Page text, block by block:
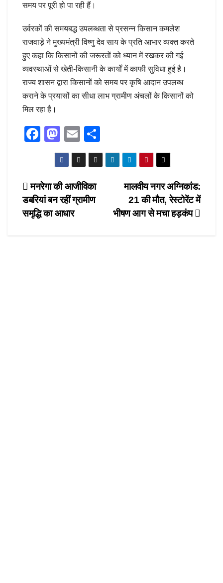
समय पर पूरी हो पा रही हैं।
उर्वरकों की समयबद्ध उपलब्धता से प्रसन्न किसान कमलेश
राजवाड़े ने मुख्यमंत्री विष्णु देव साय के प्रति आभार व्यक्त करते
हुए कहा कि किसानों की जरूरतों को ध्यान में रखकर की गई
व्यवस्थाओं से खेती-किसानी के कार्यों में काफी सुविधा हुई है।
राज्य शासन द्वारा किसानों को समय पर कृषि आदान उपलब्ध
कराने के प्रयासों का सीधा लाभ ग्रामीण अंचलों के किसानों को
मिल रहा है।
F
e
b
o
M
a
st
o
d
o
E
m
ail
h
ar
Post
navigation
मालवीय नगर अग्निकांड:
21 की मौत, रेस्टोरेंट में
भीषण आग से मचा हड़कंप
मनरेगा की आजीविका
डबरियां बन रहीं ग्रामीण
समृद्धि का आधार